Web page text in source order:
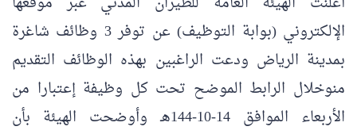
الإلكتروني (بوابة التوظيف) عن توفر 3 وظائف شاغرة
بمدينة الرياض ودعت الراغبين بهذه الوظائف التقديم
منوخلال الرابط الموضح تحت كل وظيفة إعتبارا من
الأربعاء الموافق 14-10-144هـ وأوضحت الهيئة بأن